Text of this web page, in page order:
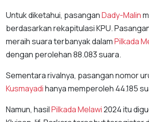
Untuk diketahui, pasanganDady-Malin
berdasarkan rekapitulasi KPU.
meraih suara terbanyak dalamPilkada
dengan perolehan 88.083 suara.
Sementara rivalnya, pasangan nomor
Kusmayadihanya memperoleh 44.185
Namun, hasilPilkada Melawi2024 itu